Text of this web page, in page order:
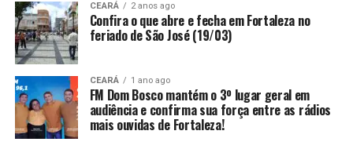
CEARÁ 2 anos ago
Confira o que abre e fecha em Fortaleza no
feriado de São José (19/03)
CEARÁ 1 ano ago
FM Dom Bosco mantém o 3º lugar geral em
audiência e confirma sua força entre as rádios
mais ouvidas de Fortaleza!